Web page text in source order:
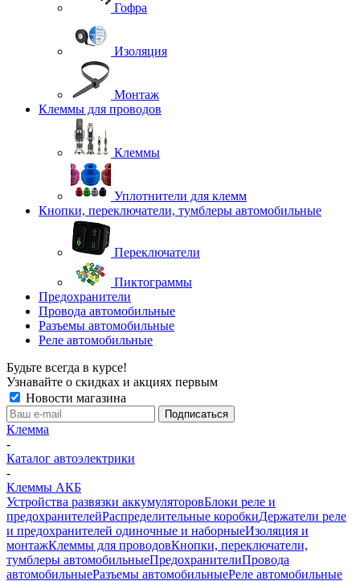
Гофра
Изоляция
Монтаж
Клеммы для проводов
Клеммы
Уплотнители для клемм
Кнопки, переключатели, тумблеры автомобильные
Переключатели
Пиктограммы
Предохранители
Провода автомобильные
Разъемы автомобильные
Реле автомобильные
Будьте всегда в курсе!
Узнавайте о скидках и акциях первым
Новости магазина
Клемма
-
Каталог автоэлектрики
-
Клеммы АКБ
Устройства развязки аккумуляторовБлоки реле и
предохранителейРаспределительные коробкиДержатели реле
и предохранителей одиночные и наборныеИзоляция и
монтажКлеммы для проводовКнопки, переключатели,
тумблеры автомобильныеПредохранителиПровода
автомобильныеРазъемы автомобильныеРеле автомобильные